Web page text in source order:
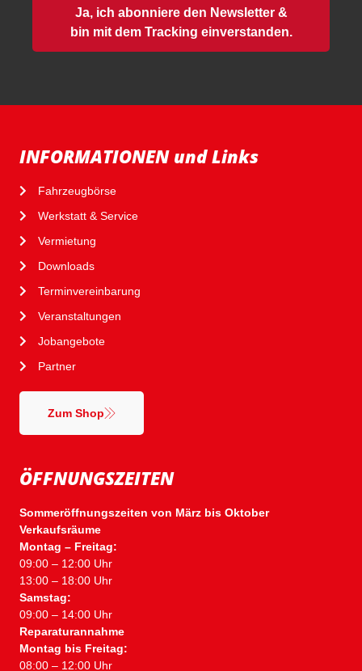
Ja, ich abonniere den Newsletter &
bin mit dem Tracking einverstanden.
ÖFFNUNGSZEITEN
Sommeröffnungszeiten von März bis Oktober
Verkaufsräume
Montag – Freitag:
09:00 – 12:00 Uhr
13:00 – 18:00 Uhr
Samstag:
09:00 – 14:00 Uhr
Reparaturannahme
Montag bis Freitag:
08:00 – 12:00 Uhr
INFORMATIONEN und Links
Fahrzeugbörse
Werkstatt & Service
Vermietung
Downloads
Terminvereinbarung
Veranstaltungen
Jobangebote
Partner
Zum Shop